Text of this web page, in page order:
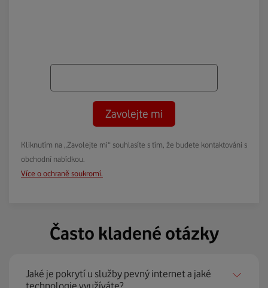
Zavolejte mi
Kliknutím na „Zavolejte mi“ souhlasíte s tím, že budete kontaktováni s
obchodní nabídkou.
Více o ochraně soukromí.
Často kladené otázky
Jaké je pokrytí u služby pevný internet a jaké
technologie využíváte?